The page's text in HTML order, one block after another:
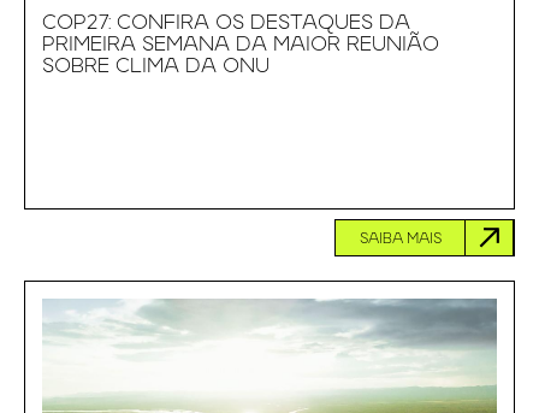
COP27: CONFIRA OS DESTAQUES DA
PRIMEIRA SEMANA DA MAIOR REUNIÃO
SOBRE CLIMA DA ONU
SAIBA MAIS